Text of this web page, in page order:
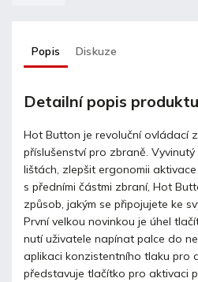
Popis Diskuze
Detailní popis produktu
Hot Button je revoluční ovládací
příslušenství pro zbraně.
lištách, zlepšit ergonomii
s předními částmi zbraní, Hot
způsob, jakým se připojujete ke
První velkou novinkou je úhel
nutí uživatele napínat palce do
aplikaci konzistentního tlaku pro
představuje tlačítko pro aktivaci